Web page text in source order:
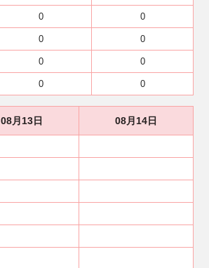
0 0
0 0
0 0
0 0
08月13日 08月14日